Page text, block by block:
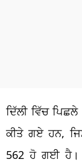
ਦਿੱਲੀ ਵਿੱਚ
ਕੀਤੇ ਗਏ ਹਨ,
562 ਹੋ ਗਈ ਹੈ।